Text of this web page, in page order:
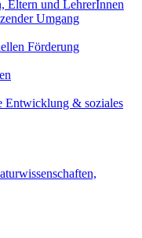
Eltern und LehrerInnen
Umgang
Förderung
Entwicklung & soziales